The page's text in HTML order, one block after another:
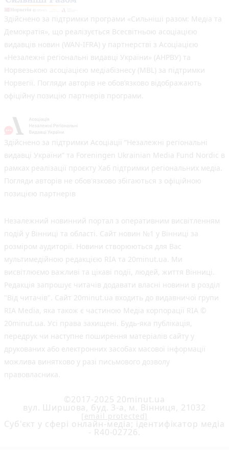
Здійснено за підтримки програми «Сильніші разом: Медіа та
Демократія», що реалізується Всесвітньою асоціацією
видавців новин (WAN-IFRA) у партнерстві з Асоціацією
«Незалежні регіональні видавці України» (АНРВУ) та
Норвезькою асоціацією медіабізнесу (MBL) за підтримки
Норвегії. Погляди авторів не обов’язково відображають
офіційну позицію партнерів програми.
Здійснено за підтримки Асоціації “Незалежні регіональні
видавці України” та Foreningen Ukrainian Media Fund Nordic в
рамках реалізації проєкту Хаб підтримки регіональних медіа.
Погляди авторів не обов'язково збігаються з офіційною
позицією партнерів
Незалежний новинний портал з оперативним висвітленням
подій у Вінниці та області. Сайт новин №1 у Вінниці за
розміром аудиторії. Новини створюються для Вас
мультимедійною редакцією RIA та 20minut.ua. Ми
висвітлюємо важливі та цікаві події, людей, життя Вінниці.
Редакція запрошує читачів додавати власні новини в розділ
"Від читачів". Сайт 20minut.ua входить до видавничої групи
RIA Media, яка також є частиною Медіа корпорації RIA ©
20minut.ua. Усі права захищені. Будь-яка публiкацiя,
передрук чи наступне поширення матеріалів сайту у
друкованих або електронних засобах масової інформації
можлива винятково у разі письмового дозволу
правовласника.
©2017-2025 20minut.ua
вул. Ширшова, буд. 3-а, м. Вінниця, 21032
[email protected]
Cуб'єкт у сфері онлайн-медіа; ідентифікатор медіа
- R40-02726.